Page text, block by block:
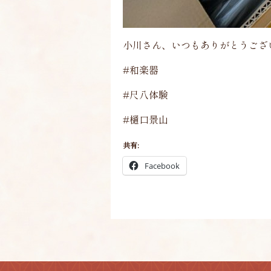
小川さん、いつもありがとうご
#和楽器
#尺八体験
#樋口景山
共有:
Facebook